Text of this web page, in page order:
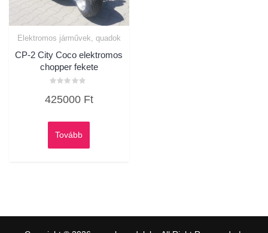
Elektromos járművek, quadok
CP-2 City Coco elektromos
chopper fekete
0
425000 Ft
Tovább